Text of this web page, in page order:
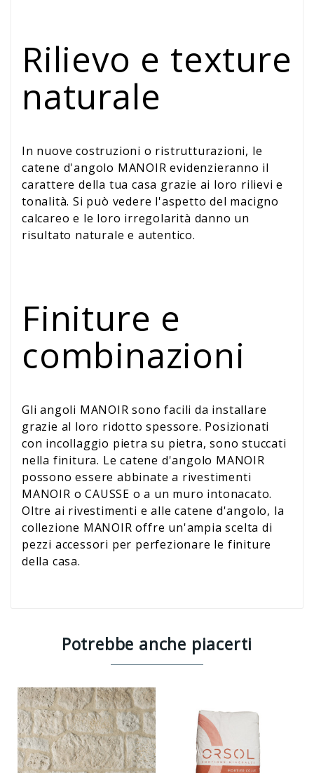
Rilievo e texture
naturale
In nuove costruzioni o ristrutturazioni, le
catene d'angolo MANOIR evidenzieranno il
carattere della tua casa grazie ai loro rilievi e
tonalità. Si può vedere l'aspetto del macigno
calcareo e le loro irregolarità danno un
risultato naturale e autentico.
Finiture e
combinazioni
Gli angoli MANOIR sono facili da installare
grazie al loro ridotto spessore. Posizionati
con incollaggio pietra su pietra, sono stuccati
nella finitura. Le catene d'angolo MANOIR
possono essere abbinate a rivestimenti
MANOIR o CAUSSE o a un muro intonacato.
Oltre ai rivestimenti e alle catene d'angolo, la
collezione MANOIR offre un'ampia scelta di
pezzi accessori per perfezionare le finiture
della casa.
Potrebbe anche piacerti